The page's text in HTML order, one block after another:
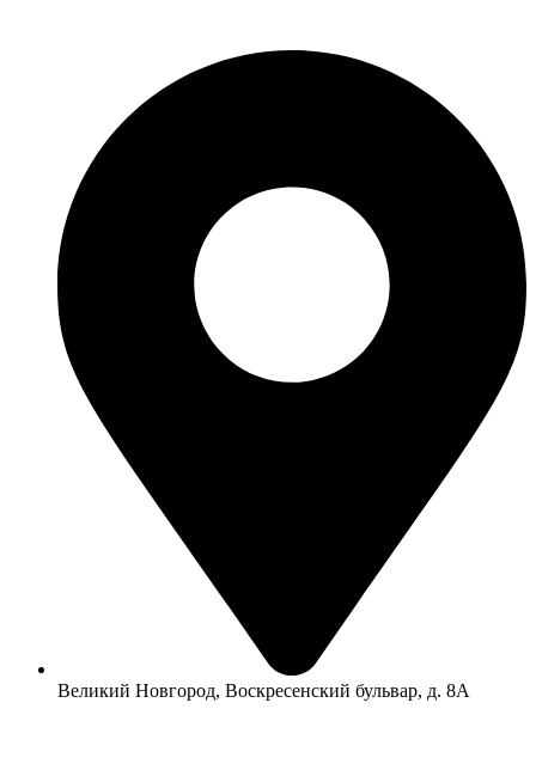
Великий Новгород, Воскресенский бульвар, д. 8А